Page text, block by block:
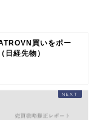
買いをポー
日経先物）